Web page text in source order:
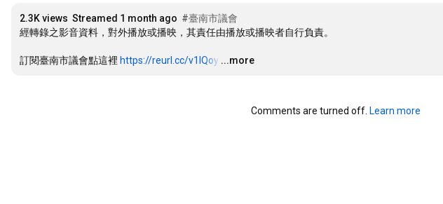
2.3K views Streamed 1 month ago #臺南市議會
經轉錄之影音資料，對外播放或播映，其責任由播放或播映者自行負責。
訂閱臺南市議會點這裡 https://reurl.cc/v1lQoy …
...more
Comments are turned off. Learn more